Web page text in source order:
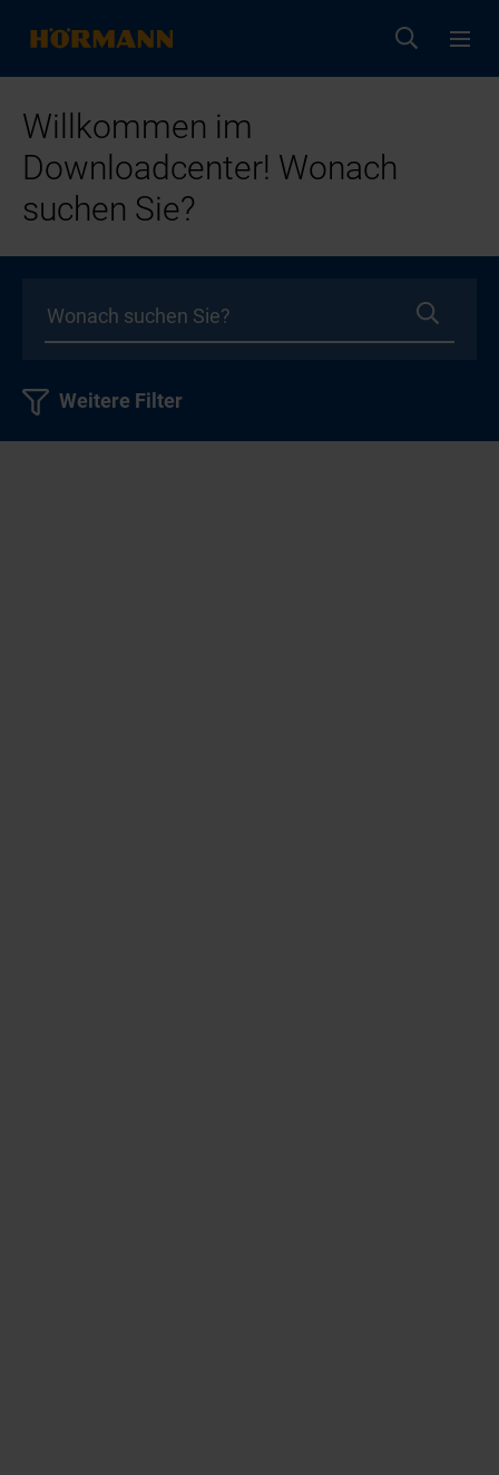
Willkommen im
Downloadcenter! Wonach
suchen Sie?
Weitere Filter